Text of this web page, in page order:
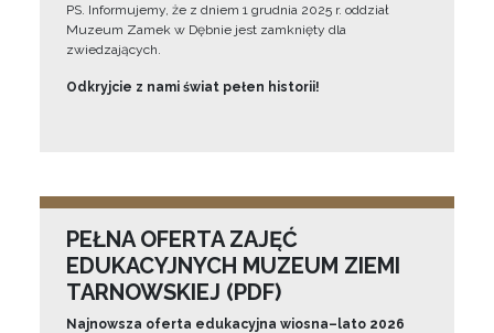
PS. Informujemy, że z dniem 1 grudnia 2025 r. oddział
Muzeum Zamek w Dębnie jest zamknięty dla
zwiedzających.
Odkryjcie z nami świat pełen historii!
PEŁNA OFERTA ZAJĘĆ
EDUKACYJNYCH MUZEUM ZIEMI
TARNOWSKIEJ (PDF)
Najnowsza oferta edukacyjna wiosna–lato 2026